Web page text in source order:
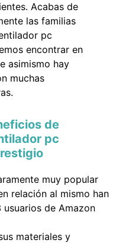
Acabas de
las familias
pc
encontrar en
asimismo hay
muchas
de
pc
muy popular
relación al mismo han
de Amazon
materiales y